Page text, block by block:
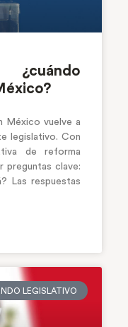
¿cuándo
México vuelve a
legislativo. Con
de reforma
preguntas clave:
Las respuestas
LEGISLATIVO